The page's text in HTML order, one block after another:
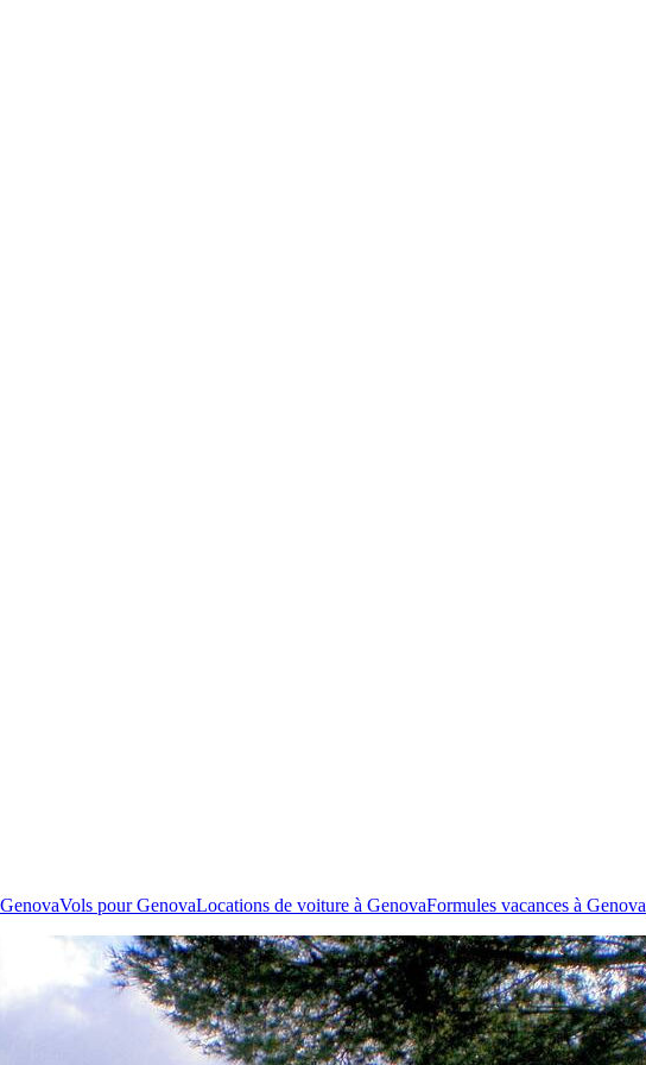
Vols pour GenovaLocations de voiture à GenovaFormules vacances à Genova